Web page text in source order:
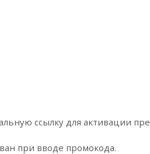
ссылку для активации
при вводе промокода.